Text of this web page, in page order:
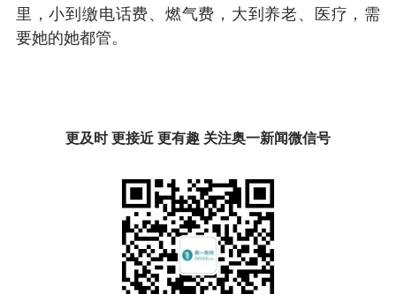
里，小到缴电话费、燃气费，大到养老、医疗，需
要她的她都管。
更及时 更接近 更有趣 关注奥一新闻微信号